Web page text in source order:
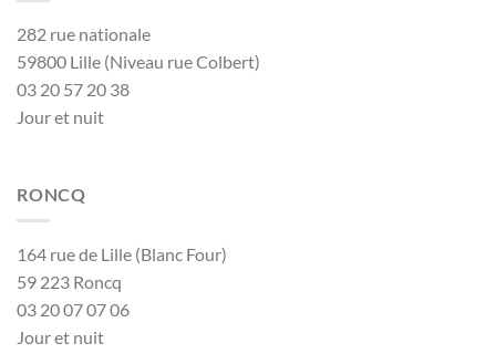
282 rue nationale
59800 Lille (Niveau rue Colbert)
03 20 57 20 38
Jour et nuit
RONCQ
164 rue de Lille (Blanc Four)
59 223 Roncq
03 20 07 07 06
Jour et nuit